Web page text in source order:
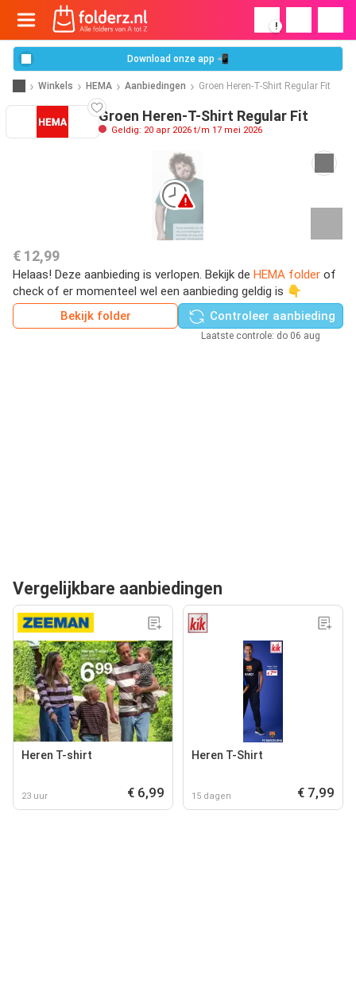
!
Download onze app 📲
Winkels HEMA Aanbiedingen Groen Heren-T-Shirt Regular Fit
Groen Heren-T-Shirt Regular Fit
Geldig: 20 apr 2026 t/m 17 mei 2026
€ 12,99
Helaas! Deze aanbieding is verlopen. Bekijk de HEMA folder of
check of er momenteel wel een aanbieding geldig is 👇
Bekijk folder
Controleer aanbieding
Laatste controle: do 06 aug
Vergelijkbare aanbiedingen
Heren T-shirt
23 uur € 6,99
Heren T-Shirt
15 dagen € 7,99